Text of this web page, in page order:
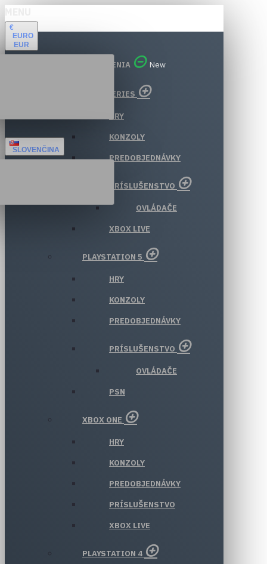
€
EURO
EUR
SLOVENČINA
VŠETKY ODDELENIA New
XBOX SERIES
HRY
KONZOLY
PREDOBJEDNÁVKY
PRÍSLUŠENSTVO
OVLÁDAČE
XBOX LIVE
PLAYSTATION 5
HRY
KONZOLY
PREDOBJEDNÁVKY
PRÍSLUŠENSTVO
OVLÁDAČE
PSN
XBOX ONE
HRY
KONZOLY
PREDOBJEDNÁVKY
PRÍSLUŠENSTVO
XBOX LIVE
PLAYSTATION 4